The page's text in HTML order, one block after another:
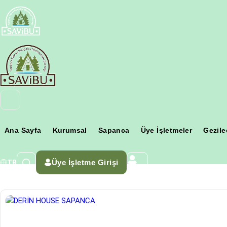
Ana Sayfa Kurumsal Sapanca Üye İşletmeler
TR Üye İşletme Girişi